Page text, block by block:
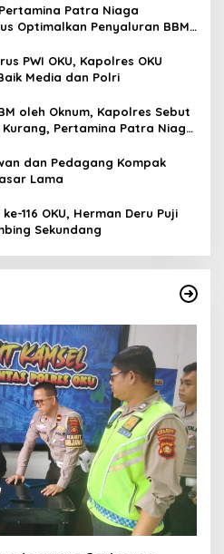
Patra Niaga
Optimalkan Penyaluran BBM
PWI OKU, Kapolres OKU
Media dan Polri
oleh Oknum, Kapolres Sebut
Kurang, Pertamina Patra Niaga
dan Pedagang Kompak
Lama
116 OKU, Herman Deru Puji
Sekundang